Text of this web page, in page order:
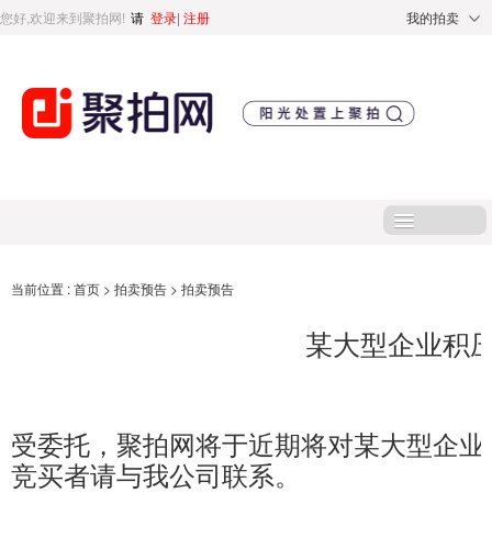
您好,欢迎来到聚拍网! 请 登录| 注册 我的拍卖
首页
处置专区
当前位置 :首页 > 拍卖预告 > 拍卖预告
某大型企业积
受委托，聚拍网将于近期将对某大型企
竞买者请与我公司联系。